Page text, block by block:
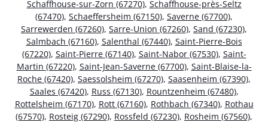
Schaffhouse-sur-Zorn (67270), Schaffhouse-près-Seltz
(67470), Schaeffersheim (67150), Saverne (67700),
Sarrewerden (67260), Sarre-Union (67260), Sand (67230),
Salmbach (67160), Salenthal (67440), Saint-Pierre-Bois
(67220), Saint-Pierre (67140), Saint-Nabor (67530), Saint-
Martin (67220), Saint-Jean-Saverne (67700), Saint-Blaise-la-
Roche (67420), Saessolsheim (67270), Saasenheim (67390),
Saales (67420), Russ (67130), Rountzenheim (67480),
Rottelsheim (67170), Rott (67160), Rothbach (67340), Rothau
(67570), Rosteig (67290), Rossfeld (67230), Rosheim (67560),